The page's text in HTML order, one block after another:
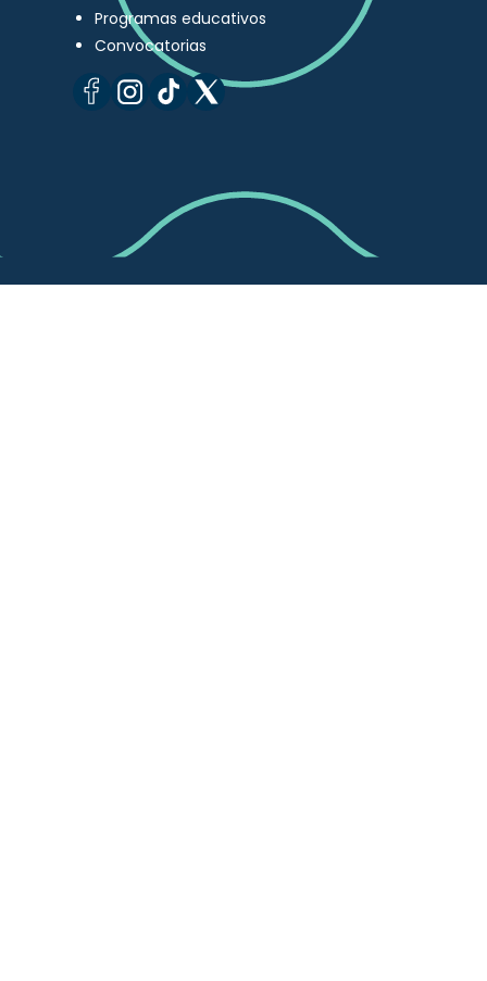
Programas educativos
Convocatorias